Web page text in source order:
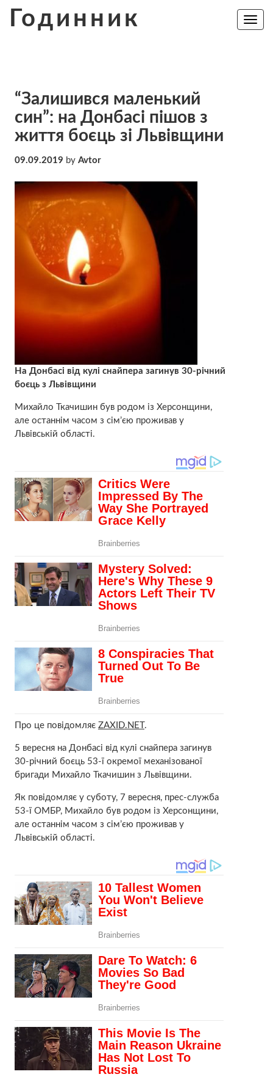
Годинник
Toggle
“Залишився маленький
син”: на Донбасі пішов з
життя боєць зі Львівщини
09.09.2019 by Avtor
На Донбасі від кулі снайпера загинув 30-річний
боєць з Львівщини
Михайло Ткачишин був родом із Херсонщини,
але останнім часом з сім’єю проживав у
Львівській області.
Про це повідомляє ZAXID.NET.
5 вересня на Донбасі від кулі снайпера загинув
30-річний боєць 53-ї окремої механізованої
бригади Михайло Ткачишин з Львівщини.
Як повідомляє у суботу, 7 вересня, прес-служба
53-ї ОМБР, Михайло був родом із Херсонщини,
але останнім часом з сім’єю проживав у
Львівській області.